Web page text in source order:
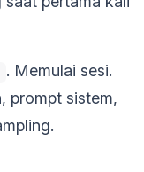
. Memulai sesi.
prompt sistem,